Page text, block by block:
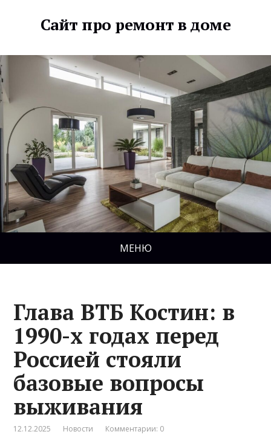
Сайт про ремонт в доме
МЕНЮ
Глава ВТБ Костин: в
1990-х годах перед
Россией стояли
базовые вопросы
выживания
12.12.2025 Новости Комментарии: 0